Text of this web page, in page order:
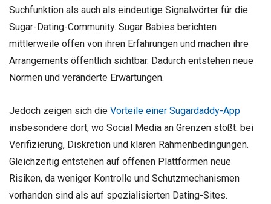
Suchfunktion als auch als eindeutige Signalwörter für die
Sugar-Dating-Community. Sugar Babies berichten
mittlerweile offen von ihren Erfahrungen und machen ihre
Arrangements öffentlich sichtbar. Dadurch entstehen neue
Normen und veränderte Erwartungen.
Jedoch zeigen sich die Vorteile einer Sugardaddy-App
insbesondere dort, wo Social Media an Grenzen stößt: bei
Verifizierung, Diskretion und klaren Rahmenbedingungen.
Gleichzeitig entstehen auf offenen Plattformen neue
Risiken, da weniger Kontrolle und Schutzmechanismen
vorhanden sind als auf spezialisierten Dating-Sites.